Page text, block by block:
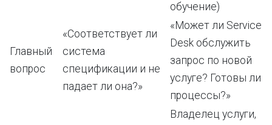
обучение)
Главный
вопрос
«Соответствует ли
система
спецификации и не
падает ли она?»
«Может ли Service
Desk обслужить
запрос по новой
услуге? Готовы ли
процессы?»
Владелец услуги,